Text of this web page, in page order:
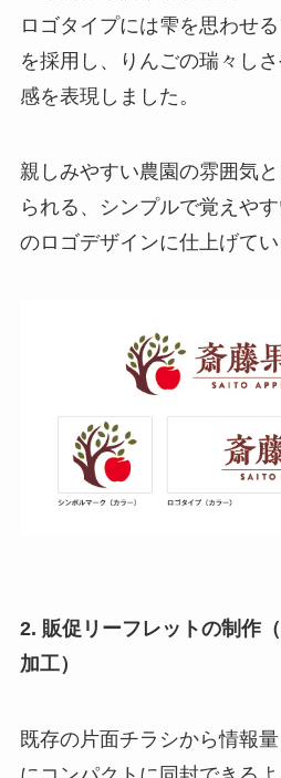
ロゴタイプには雫を思わせ
を採用し、りんごの瑞々し
感を表現しました。
親しみやすい農園の雰囲気
られる、シンプルで覚えや
のロゴデザインに仕上げてい
2. 販促リーフレットの制作
加工）
既存の片面チラシから情報